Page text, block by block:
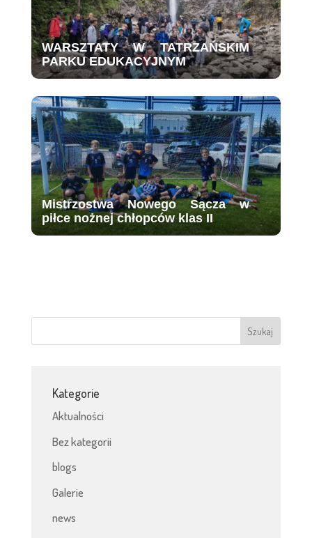
WARSZTATY W TATRZAŃSKIM
PARKU EDUKACYJNYM
Mistrzostwa Nowego Sącza w
piłce nożnej chłopców klas II
Kategorie
Aktualności
Bez kategorii
blogs
Galerie
news